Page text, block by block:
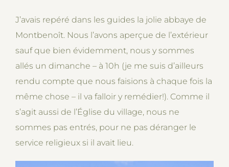
J’avais repéré dans les guides la jolie abbaye de
Montbenoît. Nous l’avons aperçue de l’extérieur
sauf que bien évidemment, nous y sommes
allés un dimanche – à 10h (je me suis d’ailleurs
rendu compte que nous faisions à chaque fois la
même chose – il va falloir y remédier!). Comme il
s’agit aussi de l’Église du village, nous ne
sommes pas entrés, pour ne pas déranger le
service religieux si il avait lieu.